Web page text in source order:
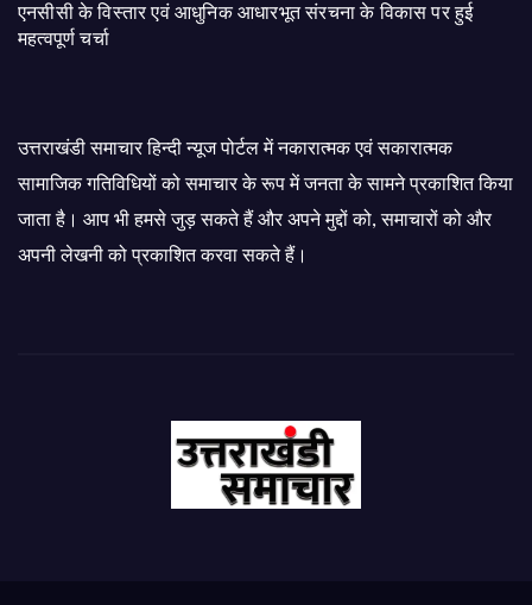
एनसीसी के विस्तार एवं आधुनिक आधारभूत संरचना के विकास पर हुई
महत्वपूर्ण चर्चा
उत्तराखंडी समाचार हिन्दी न्यूज पोर्टल में नकारात्मक एवं सकारात्मक
सामाजिक गतिविधियों को समाचार के रूप में जनता के सामने प्रकाशित किया
जाता है। आप भी हमसे जुड़ सकते हैं और अपने मुद्दों को, समाचारों को और
अपनी लेखनी को प्रकाशित करवा सकते हैं।